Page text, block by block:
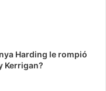
Harding le rompió
Kerrigan?